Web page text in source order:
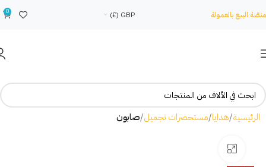
منصّة البيع بالعمولة GBP (£)
0
الرئيسية هدايا مستحضرات تجميل صابون